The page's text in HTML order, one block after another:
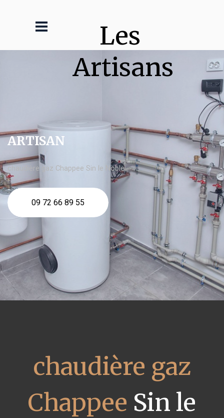
Les
Artisans
ARTISAN
chaudière gaz Chappee Sin le Noble
09 72 66 89 55
chaudière gaz
Chappee Sin le